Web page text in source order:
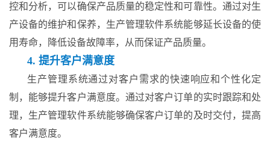
控和分析，可以确保产品质量的稳定性和可靠性。通过对生
产设备的维护和保养，生产管理软件系统能够延长设备的使
用寿命，降低设备故障率，从而保证产品质量。
4. 提升客户满意度
生产管理系统通过对客户需求的快速响应和个性化定
制，能够提升客户满意度。通过对客户订单的实时跟踪和处
理，生产管理软件系统能够确保客户订单的及时交付，提高
客户满意度。